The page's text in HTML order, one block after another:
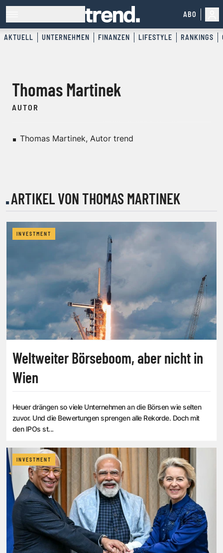
ABO
AKTUELL UNTERNEHMEN FINANZEN LIFESTYLE RANKINGS
Thomas Martinek
AUTOR
Thomas Martinek, Autor trend
ARTIKEL VON THOMAS MARTINEK
INVESTMENT
Weltweiter Börseboom, aber nicht in
Wien
Heuer drängen so viele Unternehmen an die Börsen wie selten
zuvor. Und die Bewertungen sprengen alle Rekorde. Doch mit
den IPOs st...
INVESTMENT